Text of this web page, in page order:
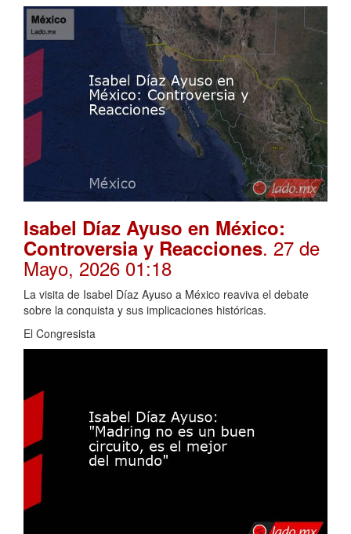
Isabel Díaz Ayuso en México:
Controversia y Reacciones. 27 de
Mayo, 2026 01:18
La visita de Isabel Díaz Ayuso a México reaviva el debate
sobre la conquista y sus implicaciones históricas.
El Congresista